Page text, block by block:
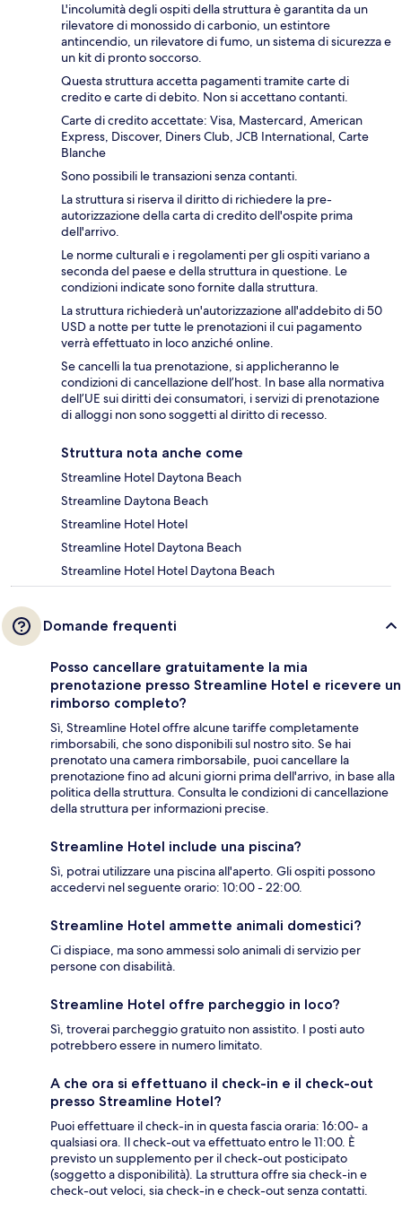
L'incolumità degli ospiti della struttura è garantita da un
rilevatore di monossido di carbonio, un estintore
antincendio, un rilevatore di fumo, un sistema di sicurezza e
un kit di pronto soccorso.
Questa struttura accetta pagamenti tramite carte di
credito e carte di debito. Non si accettano contanti.
Carte di credito accettate: Visa, Mastercard, American
Express, Discover, Diners Club, JCB International, Carte
Blanche
Sono possibili le transazioni senza contanti.
La struttura si riserva il diritto di richiedere la pre-
autorizzazione della carta di credito dell'ospite prima
dell'arrivo.
Le norme culturali e i regolamenti per gli ospiti variano a
seconda del paese e della struttura in questione. Le
condizioni indicate sono fornite dalla struttura.
La struttura richiederà un'autorizzazione all'addebito di 50
USD a notte per tutte le prenotazioni il cui pagamento
verrà effettuato in loco anziché online.
Se cancelli la tua prenotazione, si applicheranno le
condizioni di cancellazione dell’host. In base alla normativa
dell’UE sui diritti dei consumatori, i servizi di prenotazione
di alloggi non sono soggetti al diritto di recesso.
Struttura nota anche come
Streamline Hotel Daytona Beach
Streamline Daytona Beach
Streamline Hotel Hotel
Streamline Hotel Daytona Beach
Streamline Hotel Hotel Daytona Beach
Domande frequenti
Posso cancellare gratuitamente la mia
prenotazione presso Streamline Hotel e ricevere un
rimborso completo?
Sì, Streamline Hotel offre alcune tariffe completamente
rimborsabili, che sono disponibili sul nostro sito. Se hai
prenotato una camera rimborsabile, puoi cancellare la
prenotazione fino ad alcuni giorni prima dell'arrivo, in base alla
politica della struttura. Consulta le condizioni di cancellazione
della struttura per informazioni precise.
Streamline Hotel include una piscina?
Sì, potrai utilizzare una piscina all'aperto. Gli ospiti possono
accedervi nel seguente orario: 10:00 - 22:00.
Streamline Hotel ammette animali domestici?
Ci dispiace, ma sono ammessi solo animali di servizio per
persone con disabilità.
Streamline Hotel offre parcheggio in loco?
Sì, troverai parcheggio gratuito non assistito. I posti auto
potrebbero essere in numero limitato.
A che ora si effettuano il check-in e il check-out
presso Streamline Hotel?
Puoi effettuare il check-in in questa fascia oraria: 16:00- a
qualsiasi ora. Il check-out va effettuato entro le 11:00. È
previsto un supplemento per il check-out posticipato
(soggetto a disponibilità). La struttura offre sia check-in e
check-out veloci, sia check-in e check-out senza contatti.